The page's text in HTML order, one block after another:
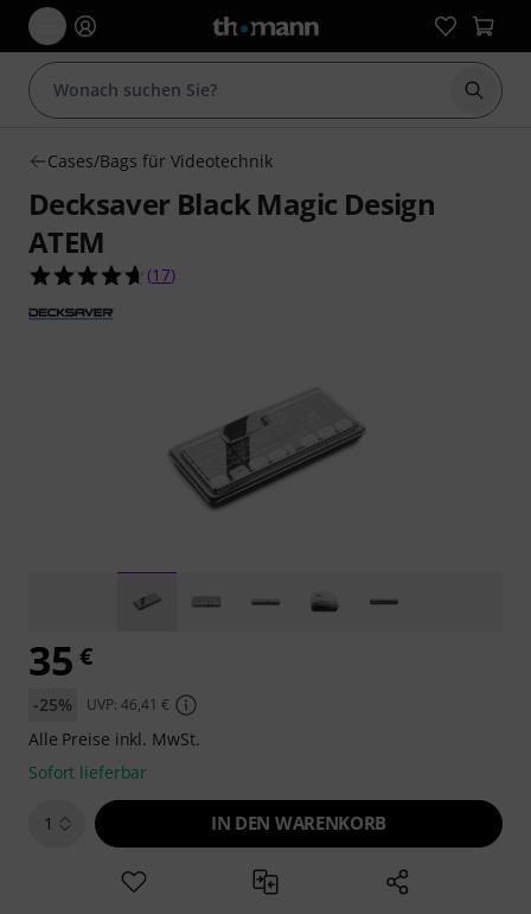
Suche
Cases/Bags für Videotechnik
Decksaver Black Magic Design
ATEM
4.6 von 5 Sternen aus 17 Kundenbewertungen
(17)
35 €
-25% UVP: 46,41 €
Alle Preise inkl. MwSt.
Sofort lieferbar
1 IN DEN WARENKORB